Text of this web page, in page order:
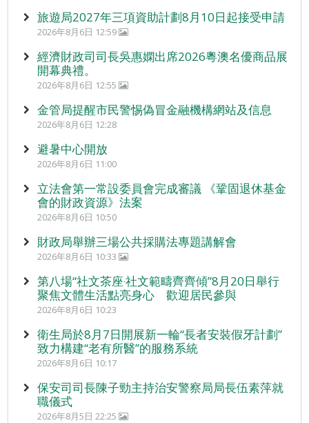
旅遊局2027年三項資助計劃8月10日起接受申請
2026年8月6日 12:59
經濟財政司司長吳惠嫻出席2026粵澳名優商品展
開幕典禮。
2026年8月6日 12:55
金管局提醒市民警惕偽冒金融機構網站及信息
2026年8月6日 12:28
避暑中心開放
2026年8月6日 11:00
立法會第一常設委員會完成審議 《鞏固退休基金
會的財政資源》法案
2026年8月6日 10:50
財政局舉辦三場公共採購法專題講解會
2026年8月6日 10:33
第八場“社文茶座‧社文範疇齊齊傾”8月20日舉行
聚焦文體生活點亮身心 歡迎居民參與
2026年8月6日 10:23
衛生局於8月7日開展新一輪“長者安裝假牙計劃”
致力構建“老有所醫”的服務系統
2026年8月6日 10:17
保安司司長陳子勁主持治安警察局局長伍素萍就
職儀式
2026年8月5日 22:25